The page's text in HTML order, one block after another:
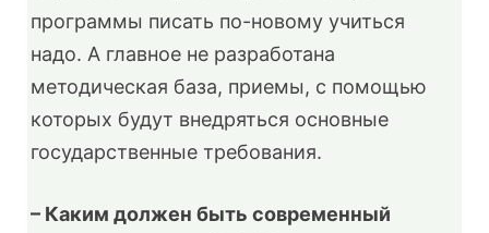
программы писать по-новому учиться
надо. А главное не разработана
методическая база, приемы, с помощью
которых будут внедряться основные
государственные требования.
– Каким должен быть современный